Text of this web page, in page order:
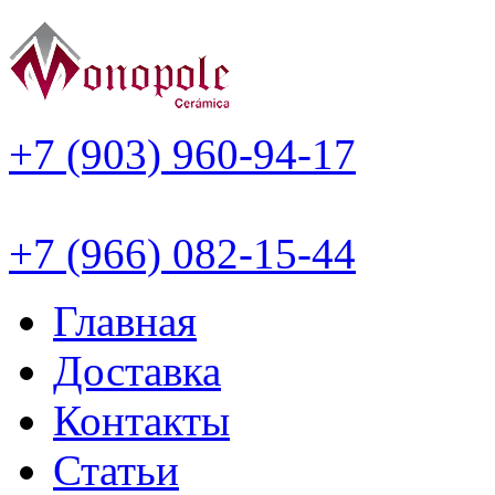
+7 (903) 960-94-17
+7 (966) 082-15-44
Главная
Доставка
Контакты
Статьи